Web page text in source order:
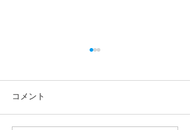
コメント